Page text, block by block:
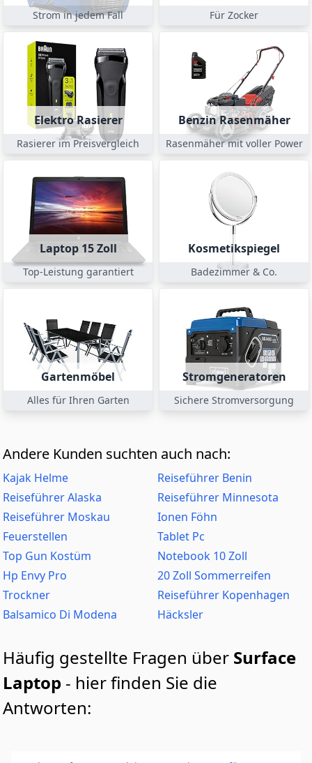
Strom in jedem Fall Für Zocker
Elektro Rasierer
Rasierer im Preisvergleich
Benzin Rasenmäher
Rasenmäher mit voller Power
Laptop 15 Zoll
Top-Leistung garantiert
Kosmetikspiegel
Badezimmer & Co.
Gartenmöbel
Alles für Ihren Garten
Stromgeneratoren
Sichere Stromversorgung
Andere Kunden suchten auch nach:
Kajak Helme
Reiseführer Benin
Reiseführer Alaska
Reiseführer Minnesota
Reiseführer Moskau
Ionen Föhn
Feuerstellen
Tablet Pc
Top Gun Kostüm
Notebook 10 Zoll
Hp Envy Pro
20 Zoll Sommerreifen
Trockner
Reiseführer Kopenhagen
Balsamico Di Modena
Häcksler
Häufig gestellte Fragen über Surface
Laptop - hier finden Sie die
Antworten: